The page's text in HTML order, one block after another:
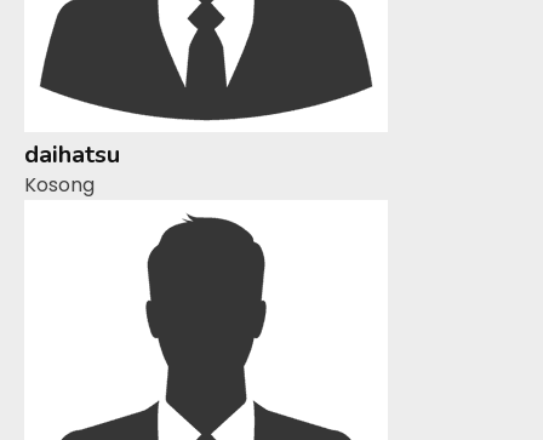
daihatsu
Kosong